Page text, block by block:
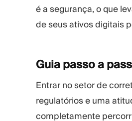
é a segurança, o que
de seus ativos digitais
Guia passo a
Entrar no setor de
regulatórios e uma
completamente